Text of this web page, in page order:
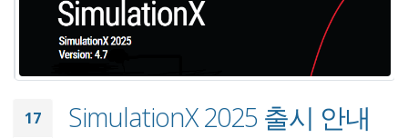
17 SimulationX 2025 출시 안내